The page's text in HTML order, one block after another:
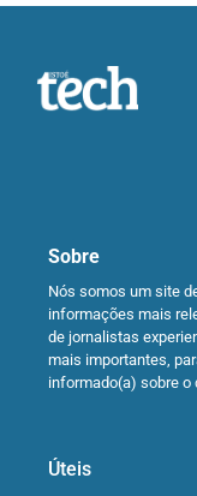
Sobre
Nós somos um site
informações mais
de jornalistas
mais importantes,
informado(a) sobre o
Úteis